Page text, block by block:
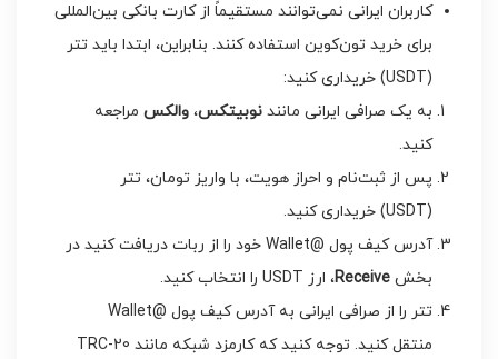
کاربران ایرانی نمی‌توانند مستقیماً از کارت بانکی بین‌المللی
برای خرید تون‌کوین استفاده کنند. بنابراین، ابتدا باید تتر
(USDT) خریداری کنید:
به یک صرافی ایرانی مانند نوبیتکس، والکس مراجعه
کنید.
پس از ثبت‌نام و احراز هویت، با واریز تومان، تتر
(USDT) خریداری کنید.
آدرس کیف پول @Wallet خود را از ربات دریافت کنید در
بخش Receive، ارز USDT را انتخاب کنید.
تتر را از صرافی ایرانی به آدرس کیف پول @Wallet
منتقل کنید. توجه کنید که کارمزد شبکه مانند TRC-20